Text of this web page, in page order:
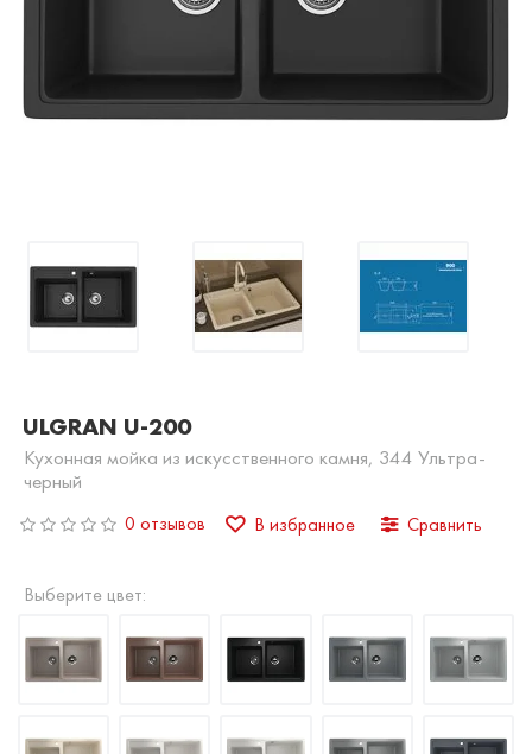
ULGRAN U-200
Кухонная мойка из искусственного камня, 344 Ультра-
черный
0 отзывов В избранное Сравнить
Выберите цвет: